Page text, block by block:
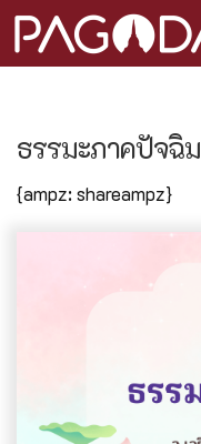
ธรรมะภาคปัจฉิม
{ampz: shareampz}